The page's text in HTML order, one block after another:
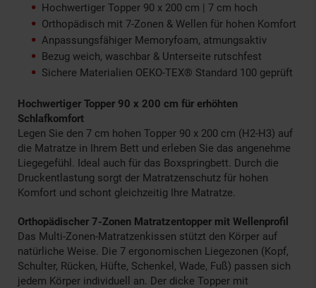
Hochwertiger Topper 90 x 200 cm | 7 cm hoch
Orthopädisch mit 7-Zonen & Wellen für hohen Komfort
Anpassungsfähiger Memoryfoam, atmungsaktiv
Bezug weich, waschbar & Unterseite rutschfest
Sichere Materialien OEKO-TEX® Standard 100 geprüft
Hochwertiger Topper 90 x 200 cm für erhöhten
Schlafkomfort
Legen Sie den 7 cm hohen Topper 90 x 200 cm (H2-H3) auf
die Matratze in Ihrem Bett und erleben Sie das angenehme
Liegegefühl. Ideal auch für das Boxspringbett. Durch die
Druckentlastung sorgt der Matratzenschutz für hohen
Komfort und schont gleichzeitig Ihre Matratze.
Orthopädischer 7-Zonen Matratzentopper mit Wellenprofil
Das Multi-Zonen-Matratzenkissen stützt den Körper auf
natürliche Weise. Die 7 ergonomischen Liegezonen (Kopf,
Schulter, Rücken, Hüfte, Schenkel, Wade, Fuß) passen sich
jedem Körper individuell an. Der dicke Topper mit